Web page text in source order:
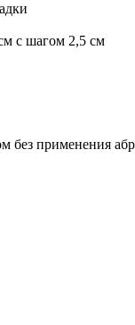
с шагом 2,5 см
без применения